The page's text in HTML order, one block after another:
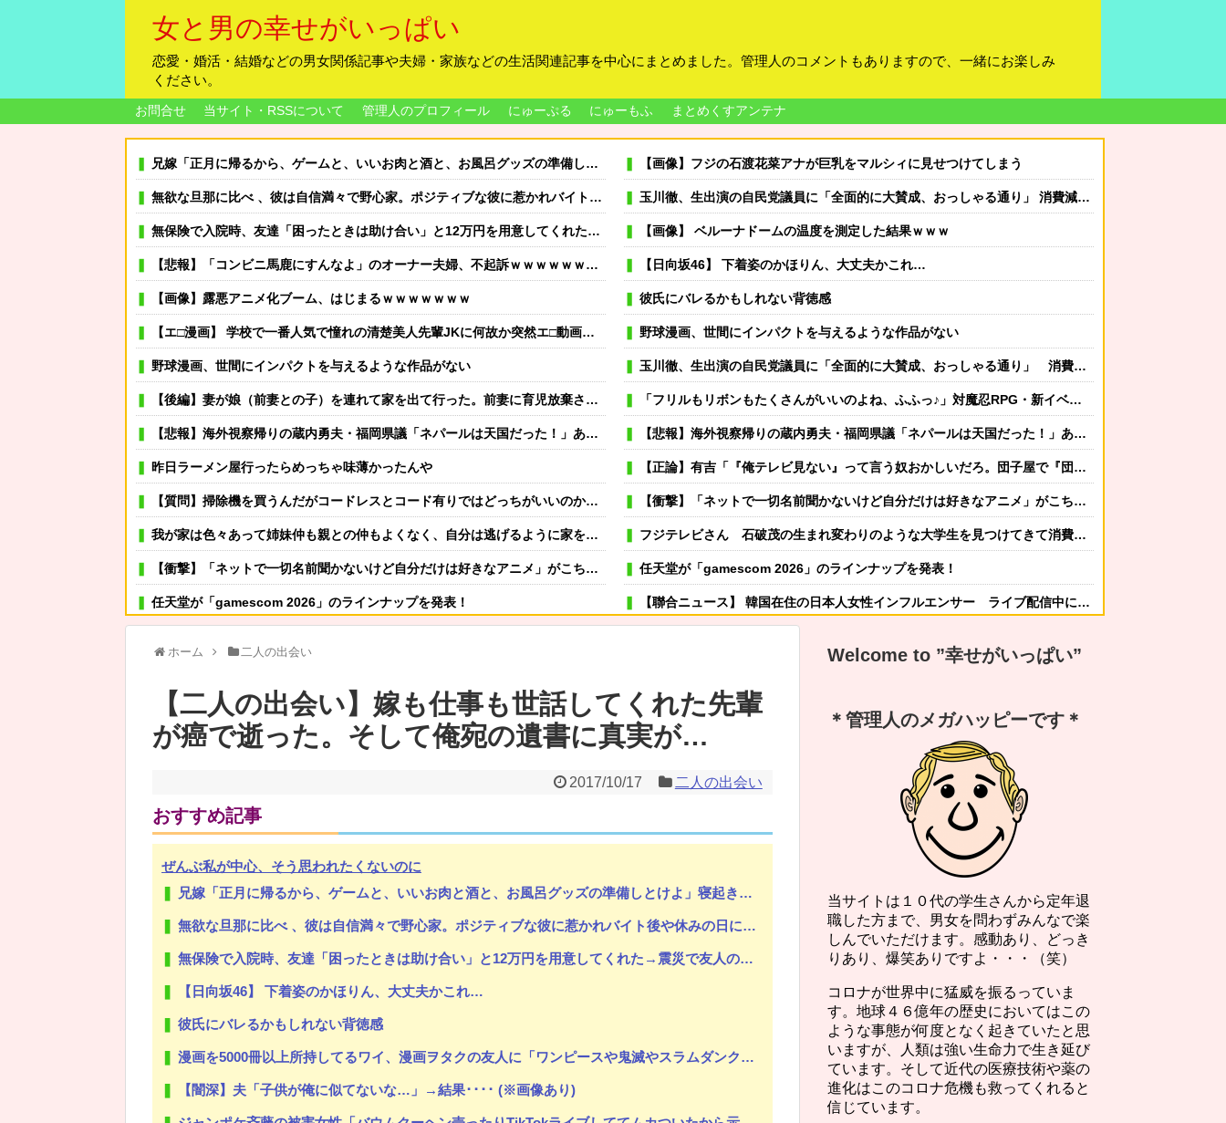
女と男の幸せがいっぱい
恋愛・婚活・結婚などの男女関係記事や夫婦・家族などの生活関連記事を中心にまとめました。管理人のコメントもありますので、一緒にお楽しみ
ください。
お問合せ 当サイト・RSSについて 管理人のプロフィール にゅーぷる にゅーもふ まとめくすアンテナ
兄嫁「正月に帰るから、ゲームと、いいお肉と酒と、お風呂グッズの準備しとけよ」寝起きの私「知るかボケ」兄嫁「キィィィィー！！！！」私「あ…」
無欲な旦那に比べ 、彼は自信満々で野心家。ポジティブな彼に惹かれバイト後や休みの日に会うようになり、男女の関係になるまで時間はいらなかった... だが彼はただのバカだったｗ
無保険で入院時、友達「困ったときは助け合い」と12万円を用意してくれた→震災で友人の家倒壊。友人「お金返して」私「返す義務はないよ」→他友人に縁切りされたけど用意するべき？
【悲報】「コンビニ馬鹿にすんなよ」のオーナー夫婦、不起訴ｗｗｗｗｗｗｗｗ
【画像】露悪アニメ化ブーム、はじまるｗｗｗｗｗｗｗ
【エ□漫画】 学校で一番人気で憧れの清楚美人先輩JKに何故か突然エ□動画撮影の竿役を頼まれて…！？
野球漫画、世間にインパクトを与えるような作品がない
【後編】妻が娘（前妻との子）を連れて家を出て行った。前妻に育児放棄され22歳にもなってむくれて家出するような幼い娘を妻に任せておけないので娘だけでも返して欲しい
【悲報】海外視察帰りの蔵内勇夫・福岡県議「ネパールは天国だった！」あまりの能天気発言で大炎上 → ｗｗｗｗｗｗｗｗｗｗｗｗｗｗ
昨日ラーメン屋行ったらめっちゃ味薄かったんや
【質問】掃除機を買うんだがコードレスとコード有りではどっちがいいのかね？
我が家は色々あって姉妹仲も親との仲もよくなく、自分は逃げるように家を出て妹とは10年連絡すらしてなかった → ところが妹が結婚するからと祝儀に10万円を要求してきて…
【衝撃】「ネットで一切名前聞かないけど自分だけは好きなアニメ」がこちらｗｗｗｗこの名作アニメは…
任天堂が「gamescom 2026」のラインナップを発表！
その店には腕のいいバーテンダーがいた。このグラスに１杯たのむよ→彼の見事なテクニックはこちらです…
3連休に近距離の実家に泊まりに行こうと思ってたら、夫に「俺は仕事だから行くな」と言われて・・・
【警告】社会人「スムージーにキウイ皮ごと入れよ。これ美容にいいんだよね〜」→ 結果…
【画像】フジの石渡花菜アナが巨乳をマルシィに見せつけてしまう
玉川徹、生出演の自民党議員に「全面的に大賛成、おっしゃる通り」 消費減税への主張めぐり
【画像】 ベルーナドームの温度を測定した結果ｗｗｗ
【日向坂46】 下着姿のかほりん、大丈夫かこれ…
彼氏にバレるかもしれない背徳感
野球漫画、世間にインパクトを与えるような作品がない
玉川徹、生出演の自民党議員に「全面的に大賛成、おっしゃる通り」 消費減税への主張めぐり
「フリルもリボンもたくさんがいいのよね、ふふっ♪」対魔忍RPG・新イベント『バニーとヨミハラクライシス』
【悲報】海外視察帰りの蔵内勇夫・福岡県議「ネパールは天国だった！」あまりの能天気発言で大炎上 → ｗｗｗｗｗｗｗｗｗｗｗｗｗｗ
【正論】有吉「『俺テレビ見ない』って言う奴おかしいだろ。団子屋で『団子食べない』って言うか？」
【衝撃】「ネットで一切名前聞かないけど自分だけは好きなアニメ」がこちらｗｗｗｗこの名作アニメは…
フジテレビさん 石破茂の生まれ変わりのような大学生を見つけてきて消費税減税反対報道をやってしまう
任天堂が「gamescom 2026」のラインナップを発表！
【聯合ニュース】 韓国在住の日本人女性インフルエンサー ライブ配信中に死亡
薬剤師「なんでジェネリック嫌なんですか？ｗ 先発品と全く同じですよ？w」
虐待されて育った私にウトメ「子供を産んだらご両親への感謝の気持ちも湧いてきたでしょ。いい加減に意地貼るの止めて仲直りしなさい 」【中編】
嫁が風呂入ってる間に子供と寝室に行って俺だけ寝落ちしたら嫁から「子供あんなに泣いてたのによく寝てられんな…」って恨み節がメッセージで来てた
ホーム 二人の出会い
【二人の出会い】嫁も仕事も世話してくれた先輩
が癌で逝った。そして俺宛の遺書に真実が…
2017/10/17 二人の出会い
おすすめ記事
ぜんぶ私が中心、そう思われたくないのに
兄嫁「正月に帰るから、ゲームと、いいお肉と酒と、お風呂グッズの準備しとけよ」寝起きの私「知るかボケ」兄嫁「キィィィィー！！！！」私「あ…」
無欲な旦那に比べ 、彼は自信満々で野心家。ポジティブな彼に惹かれバイト後や休みの日に会うようになり、男女の関係になるまで時間はいらなかった... だが彼はただのバカだったｗ
無保険で入院時、友達「困ったときは助け合い」と12万円を用意してくれた→震災で友人の家倒壊。友人「お金返して」私「返す義務はないよ」→他友人に縁切りされたけど用意するべき？
【日向坂46】 下着姿のかほりん、大丈夫かこれ…
彼氏にバレるかもしれない背徳感
漫画を5000冊以上所持してるワイ、漫画ヲタクの友人に「ワンピースや鬼滅やスラムダンク持ってる」って聞かれ「読んでない」と答えた結果
【闇深】夫「子供が俺に似てないな…」→結果････ (※画像あり)
Welcome to ”幸せがいっぱい”
＊管理人のメガハッピーです＊
当サイトは１０代の学生さんから定年退
職した方まで、男女を問わずみんなで楽
しんでいただけます。感動あり、どっき
りあり、爆笑ありですよ・・・（笑）
コロナが世界中に猛威を振るっていま
す。地球４６億年の歴史においてはこの
ような事態が何度となく起きていたと思
いますが、人類は強い生命力で生き延び
ています。そして近代の医療技術や薬の
進化はこのコロナ危機も救ってくれると
信じています。